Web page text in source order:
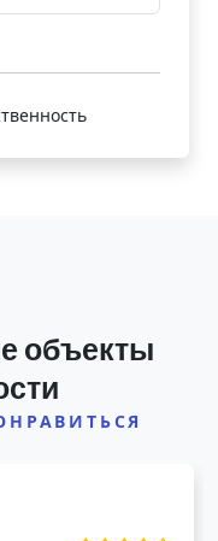
объекты